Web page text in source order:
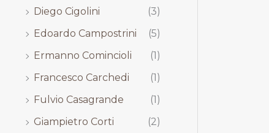
Diego Cigolini
(3)
Edoardo Campostrini
(5)
Ermanno Comincioli
(1)
Francesco Carchedi
(1)
Fulvio Casagrande
(1)
Giampietro Corti
(2)